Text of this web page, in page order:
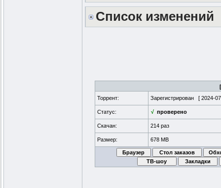
Список изменений
Торрент:
Зарегистрирован [ 2024-
Статус: √ проверено
Скачан: 214 раз
Размер: 678 MB